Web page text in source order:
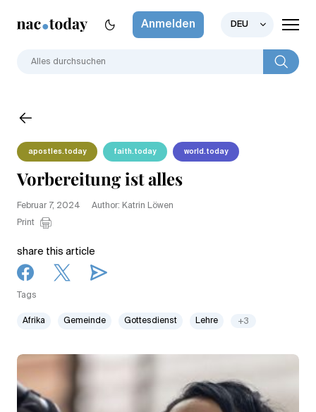
Anmelden DEU
apostles.today faith.today world.today
Vorbereitung ist alles
Februar 7, 2024
Author: Katrin Löwen
Print
share this article
Tags
Afrika Gemeinde Gottesdienst Lehre +3